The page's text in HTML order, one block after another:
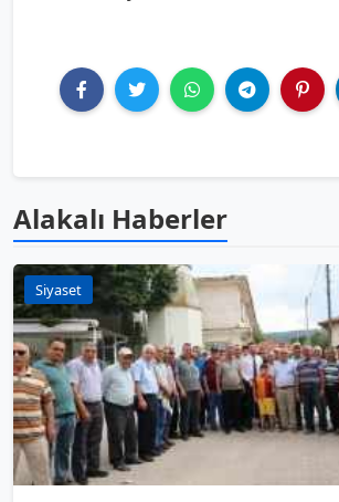
Alakalı Haberler
Siyaset